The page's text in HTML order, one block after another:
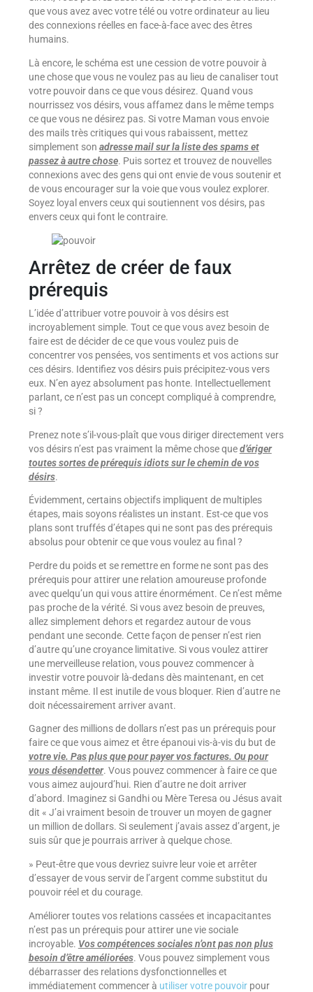
que vous avez avec votre télé ou votre ordinateur au lieu
des connexions réelles en face-à-face avec des êtres
humains.
Là encore, le schéma est une cession de votre pouvoir à
une chose que vous ne voulez pas au lieu de canaliser tout
votre pouvoir dans ce que vous désirez. Quand vous
nourrissez vos désirs, vous affamez dans le même temps
ce que vous ne désirez pas. Si votre Maman vous envoie
des mails très critiques qui vous rabaissent, mettez
simplement son adresse mail sur la liste des spams et
passez à autre chose. Puis sortez et trouvez de nouvelles
connexions avec des gens qui ont envie de vous soutenir et
de vous encourager sur la voie que vous voulez explorer.
Soyez loyal envers ceux qui soutiennent vos désirs, pas
envers ceux qui font le contraire.
Arrêtez de créer de faux
prérequis
L’idée d’attribuer votre pouvoir à vos désirs est
incroyablement simple. Tout ce que vous avez besoin de
faire est de décider de ce que vous voulez puis de
concentrer vos pensées, vos sentiments et vos actions sur
ces désirs. Identifiez vos désirs puis précipitez-vous vers
eux. N’en ayez absolument pas honte. Intellectuellement
parlant, ce n’est pas un concept compliqué à comprendre,
si ?
Prenez note s’il-vous-plaît que vous diriger directement vers
vos désirs n’est pas vraiment la même chose qued’ériger
toutes sortes de prérequis idiots sur le chemin de vos
désirs.
Évidemment, certains objectifs impliquent de multiples
étapes, mais soyons réalistes un instant. Est-ce que vos
plans sont truffés d’étapes qui ne sont pas des prérequis
absolus pour obtenir ce que vous voulez au final ?
Perdre du poids et se remettre en forme ne sont pas des
prérequis pour attirer une relation amoureuse profonde
avec quelqu’un qui vous attire énormément. Ce n’est même
pas proche de la vérité. Si vous avez besoin de preuves,
allez simplement dehors et regardez autour de vous
pendant une seconde. Cette façon de penser n’est rien
d’autre qu’une croyance limitative. Si vous voulez attirer
une merveilleuse relation, vous pouvez commencer à
investir votre pouvoir là-dedans dès maintenant, en cet
instant même. Il est inutile de vous bloquer. Rien d’autre ne
doit nécessairement arriver avant.
Gagner des millions de dollars n’est pas un prérequis pour
faire ce que vous aimez et être épanoui vis-à-vis du but de
votre vie. Pas plus que pour payer vos factures. Ou pour
vous désendetter. Vous pouvez commencer à faire ce que
vous aimez aujourd’hui. Rien d’autre ne doit arriver
d’abord. Imaginez si Gandhi ou Mère Teresa ou Jésus avait
dit « J’ai vraiment besoin de trouver un moyen de gagner
un million de dollars. Si seulement j’avais assez d’argent, je
suis sûr que je pourrais arriver à quelque chose.
» Peut-être que vous devriez suivre leur voie et arrêter
d’essayer de vous servir de l’argent comme substitut du
pouvoir réel et du courage.
Améliorer toutes vos relations cassées et incapacitantes
n’est pas un prérequis pour attirer une vie sociale
incroyable. Vos compétences sociales n’ont pas non plus
besoin d’être améliorées. Vous pouvez simplement vous
débarrasser des relations dysfonctionnelles et
immédiatement commencer à utiliser votre pouvoirpour